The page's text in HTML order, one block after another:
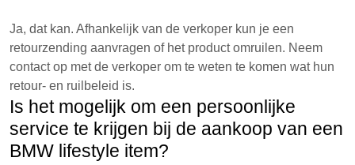
Ja, dat kan. Afhankelijk van de verkoper kun je een
retourzending aanvragen of het product omruilen. Neem
contact op met de verkoper om te weten te komen wat hun
retour- en ruilbeleid is.
Is het mogelijk om een persoonlijke
service te krijgen bij de aankoop van een
BMW lifestyle item?